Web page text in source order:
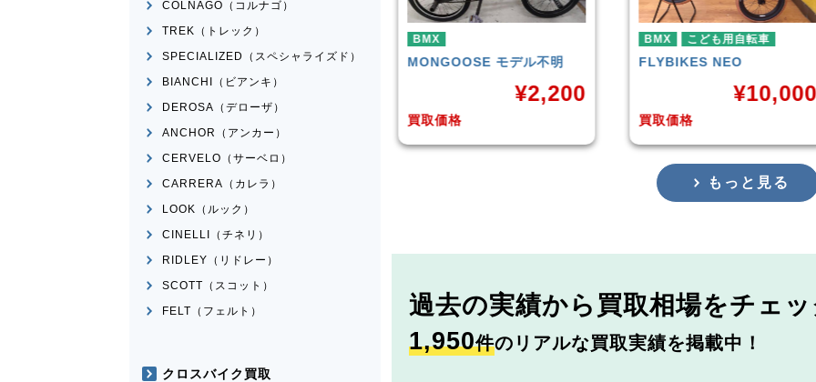
BMX
MONGOOSEモデル不明
BMX
FLYBIKESNEO
買取価格
¥10,000
BMX
HARODOWNTOWN
買取価格
¥
もっと見る
過去の実績から 買取相場をチェ
1,950件のリアルな買取実績を掲載中！
COLNAGO（コルナゴ）
TREK（トレック）
SPECIALIZED（スペシャライズド）
BIANCHI（ビアンキ）
DEROSA（デローザ）
ANCHOR（アンカー）
CERVELO（サーベロ）
CARRERA（カレラ）
LOOK（ルック）
CINELLI（チネリ）
RIDLEY（リドレー）
SCOTT（スコット）
FELT（フェルト）
クロスバイク買取